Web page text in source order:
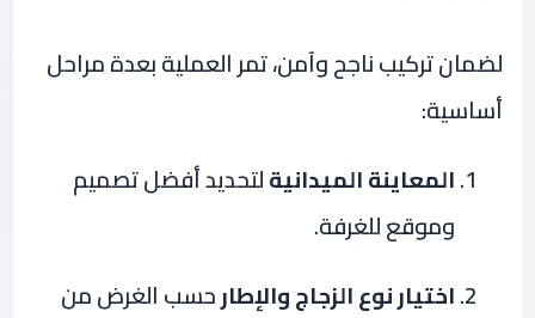
لضمان تركيب ناجح وآمن، تمر العملية بعدة مراحل
أساسية:
المعاينة الميدانيةلتحديد أفضل تصميم
وموقع للغرفة.
اختيار نوع الزجاج والإطارحسب الغرض من